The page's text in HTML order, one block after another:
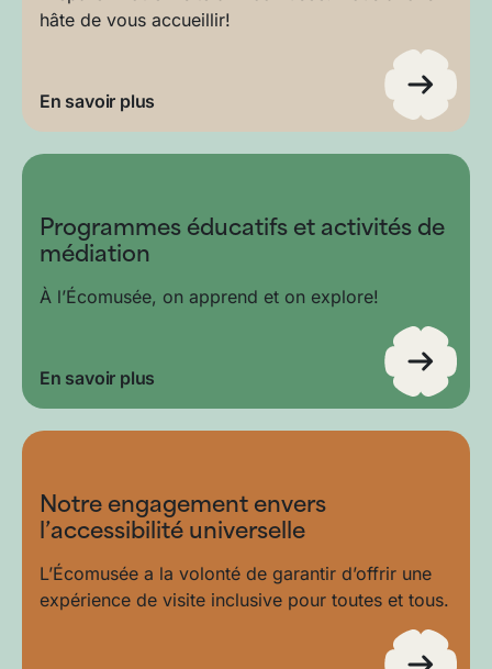
hâte de vous accueillir!
En savoir plus
Programmes éducatifs et activités de
médiation
À l’Écomusée, on apprend et on explore!
En savoir plus
Notre engagement envers
l’accessibilité universelle
L’Écomusée a la volonté de garantir d’offrir une
expérience de visite inclusive pour toutes et tous.